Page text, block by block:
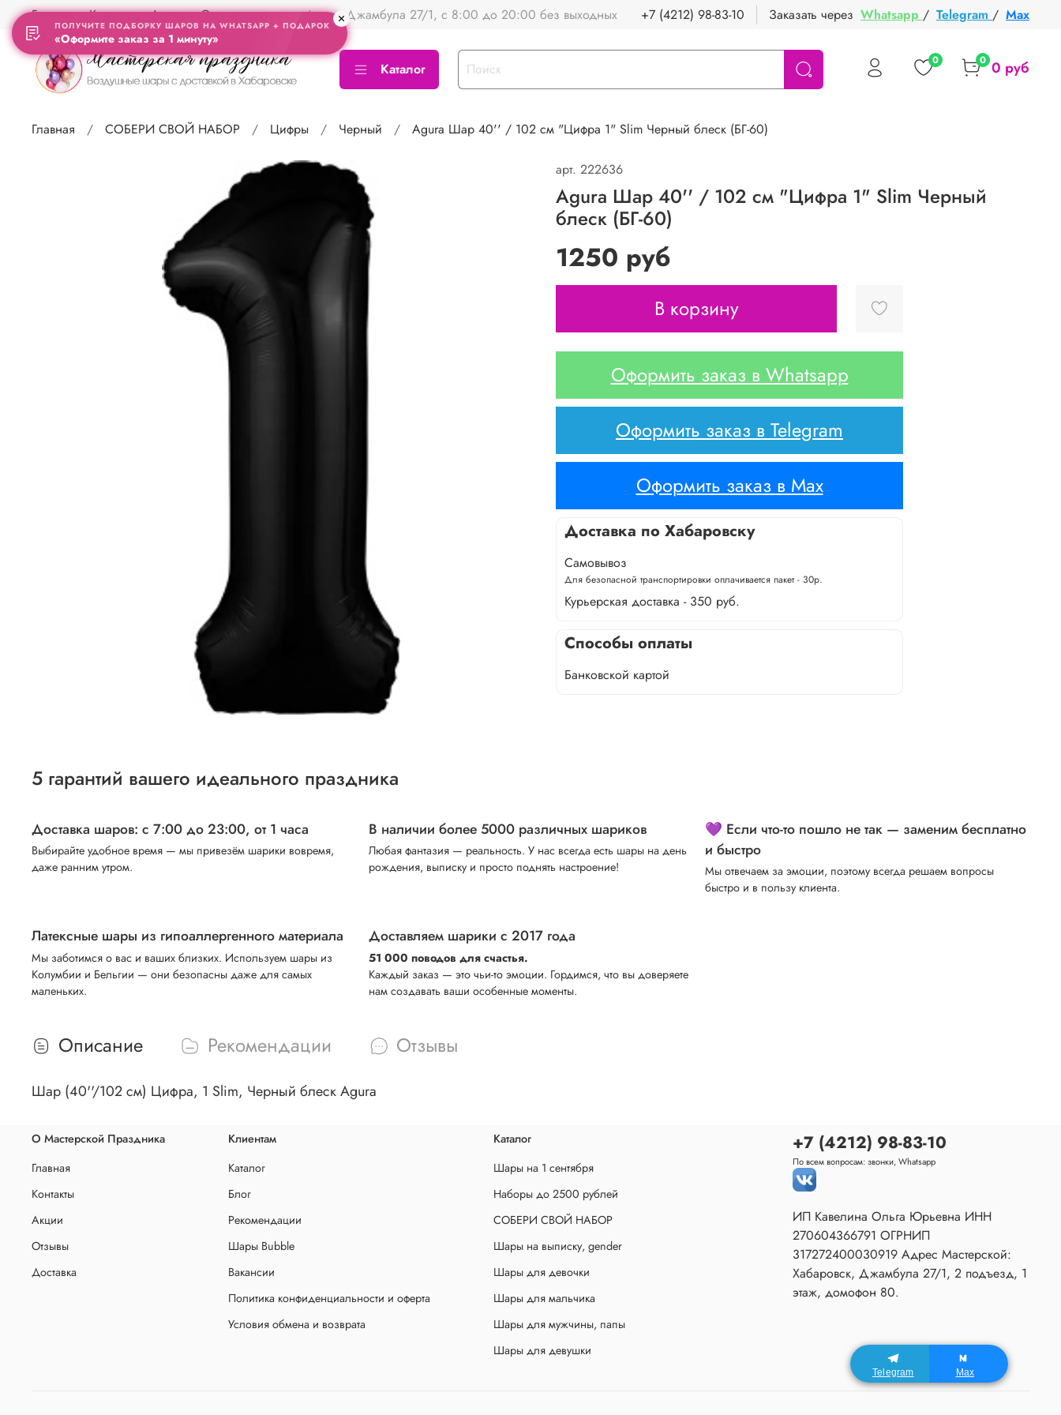
Главная Контакты Акции Отзывы Адрес Джамбула 27/1, с 8:00 до 20:00 без выходных +7 (4212) 98-83-10 Заказать через Whatsapp / Telegram / Max
Каталог 0 0 0 руб
Главная СОБЕРИ СВОЙ НАБОР Цифры Черный Agura Шар 40'' / 102 см "Цифра 1" Slim Черный блеск (БГ-60)
арт. 222636
Agura Шар 40'' / 102 см "Цифра 1" Slim Черный
блеск (БГ-60)
1250 руб
В корзину
Оформить заказ в Whatsapp
Оформить заказ в Telegram
Оформить заказ в Max
Доставка по Хабаровску
Самовывоз
Для безопасной транспортировки оплачивается пакет - 30р.
Курьерская доставка - 350 руб.
Способы оплаты
Банковской картой
5 гарантий вашего идеального праздника
Доставка шаров: с 7:00 до 23:00, от 1 часа
Выбирайте удобное время — мы привезём шарики вовремя,
даже ранним утром.
В наличии более 5000 различных шариков
Любая фантазия — реальность. У нас всегда есть шары на день
рождения, выписку и просто поднять настроение!
💜 Если что-то пошло не так — заменим бесплатно
и быстро
Мы отвечаем за эмоции, поэтому всегда решаем вопросы
быстро и в пользу клиента.
Латексные шары из гипоаллергенного материала
Мы заботимся о вас и ваших близких. Используем шары из
Колумбии и Бельгии — они безопасны даже для самых
маленьких.
Доставляем шарики с 2017 года
51 000 поводов для счастья.
Каждый заказ — это чьи-то эмоции. Гордимся, что вы доверяете
нам создавать ваши особенные моменты.
Описание Рекомендации Отзывы
Шар (40''/102 см) Цифра, 1 Slim, Черный блеск Agura
О Мастерской Праздника
Главная
Контакты
Акции
Отзывы
Доставка
Клиентам
Каталог
Блог
Рекомендации
Шары Bubble
Вакансии
Политика конфиденциальности и оферта
Условия обмена и возврата
Каталог
Шары на 1 сентября
Наборы до 2500 рублей
СОБЕРИ СВОЙ НАБОР
Шары на выписку, gender
Шары для девочки
Шары для мальчика
Шары для мужчины, папы
Шары для девушки
+7 (4212) 98-83-10
По всем вопросам: звонки, Whatsapp
ИП Кавелина Ольга Юрьевна ИНН
270604366791 ОГРНИП
317272400030919 Адрес Мастерской:
Хабаровск, Джамбула 27/1, 2 подъезд, 1
этаж, домофон 80.
Telegram Max
ПОЛУЧИТЕ ПОДБОРКУ ШАРОВ НА WHATSAPP + ПОДАРОК
«Оформите заказ за 1 минуту»